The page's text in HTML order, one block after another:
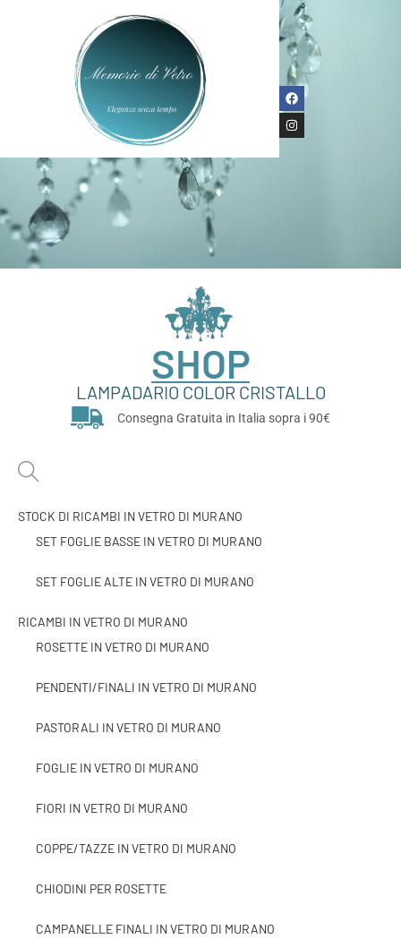
SHOP
LAMPADARIO COLOR CRISTALLO
Consegna Gratuita in Italia sopra i 90€
STOCK DI RICAMBI IN VETRO DI MURANO
SET FOGLIE BASSE IN VETRO DI MURANO
SET FOGLIE ALTE IN VETRO DI MURANO
RICAMBI IN VETRO DI MURANO
ROSETTE IN VETRO DI MURANO
PENDENTI/FINALI IN VETRO DI MURANO
PASTORALI IN VETRO DI MURANO
FOGLIE IN VETRO DI MURANO
FIORI IN VETRO DI MURANO
COPPE/TAZZE IN VETRO DI MURANO
CHIODINI PER ROSETTE
CAMPANELLE FINALI IN VETRO DI MURANO